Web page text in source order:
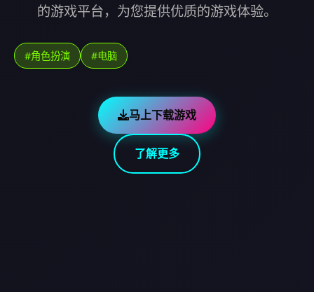
的游戏平台，为您提供优质的游戏体验。
#角色扮演 #电脑
马上下载游戏
了解更多